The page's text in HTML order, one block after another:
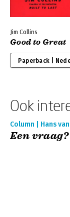
Jim Collins
Good to Great
Paperback |
Ook
Column | Hans
Een